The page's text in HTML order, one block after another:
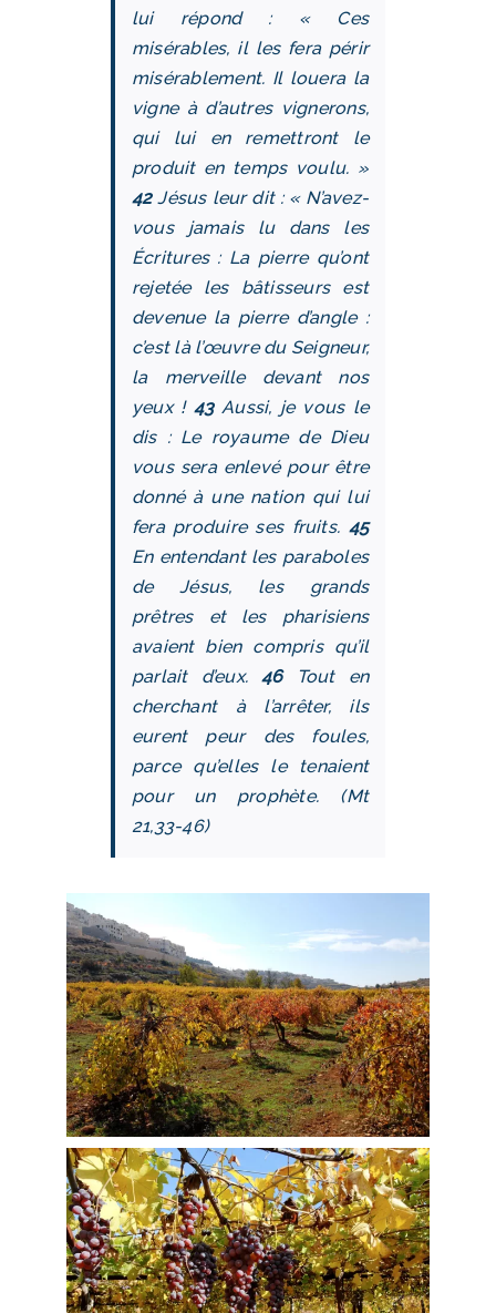
lui répond : « Ces
misérables, il les fera périr
misérablement. Il louera la
vigne à d’autres vignerons,
qui lui en remettront le
produit en temps voulu. »
42Jésus leur dit : « N’avez-
vous jamais lu dans les
Écritures : La pierre qu’ont
rejetée les bâtisseurs est
devenue la pierre d’angle :
c’est là l’œuvre du Seigneur,
la merveille devant nos
yeux ! 43Aussi, je vous le
dis : Le royaume de Dieu
vous sera enlevé pour être
donné à une nation qui lui
fera produire ses fruits. 45
En entendant les paraboles
de Jésus, les grands
prêtres et les pharisiens
avaient bien compris qu’il
parlait d’eux.46Tout en
cherchant à l’arrêter, ils
eurent peur des foules,
parce qu’elles le tenaient
pour un prophète. (Mt
21,33-46)